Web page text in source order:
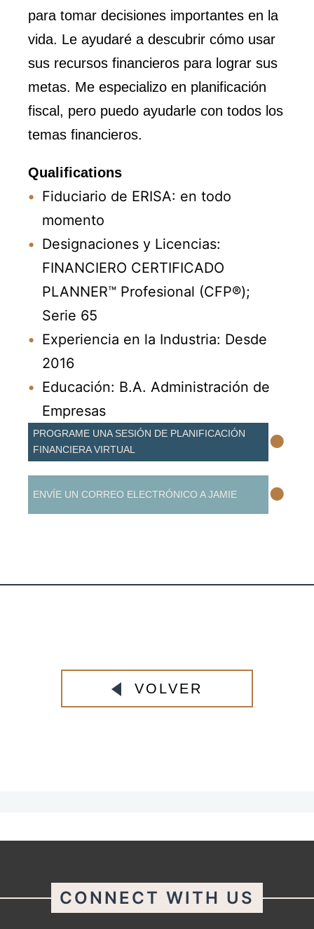
para tomar decisiones importantes en la
vida. Le ayudaré a descubrir cómo usar
sus recursos financieros para lograr sus
metas. Me especializo en planificación
fiscal, pero puedo ayudarle con todos los
temas financieros.
Qualifications
Fiduciario de ERISA: en todo
momento
Designaciones y Licencias:
FINANCIERO CERTIFICADO
PLANNER™ Profesional (CFP®);
Serie 65
Experiencia en la Industria: Desde
2016
Educación: B.A. Administración de
Empresas
PROGRAME UNA SESIÓN DE PLANIFICACIÓN
FINANCIERA VIRTUAL
•
ENVÍE UN CORREO ELECTRÓNICO A JAMIE •
VOLVER
CONNECT WITH US